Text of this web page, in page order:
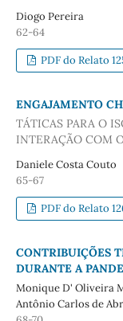
Diogo Pereira
62-64
PDF do Relato
ENGAJAMENTO
TÁTICAS PARA O
INTERAÇÃO COM
Daniele Costa Couto
65-67
PDF do Relato
CONTRIBUIÇÕES
DURANTE A
Monique D' Oliveira
Antônio Carlos de